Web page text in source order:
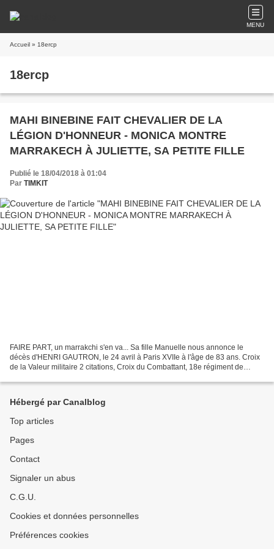
MENU
Accueil » 18ercp
18ercp
MAHI BINEBINE FAIT CHEVALIER DE LA
LÉGION D'HONNEUR - MONICA MONTRE
MARRAKECH À JULIETTE, SA PETITE FILLE
Publié le 18/04/2018 à 01:04
Par TIMKIT
FAIRE PART, un marrakchi s'en va... Sa fille Manuelle nous annonce le
décès d'HENRI GAUTRON, le 24 avril à Paris XVIIe à l'âge de 83 ans. Croix
de la Valeur militaire 2 citations, Croix du Combattant, 18e régiment de
Hébergé par Canalblog
Top articles
Pages
Contact
Signaler un abus
C.G.U.
Cookies et données personnelles
Préférences cookies